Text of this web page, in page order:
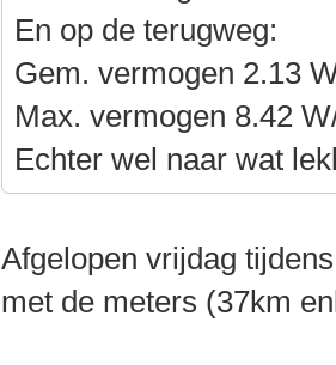
En op de terugweg:
Gem. vermogen 2.13
Max. vermogen 8.42
Echter wel naar wat
Afgelopen vrijdag
met de meters (37km